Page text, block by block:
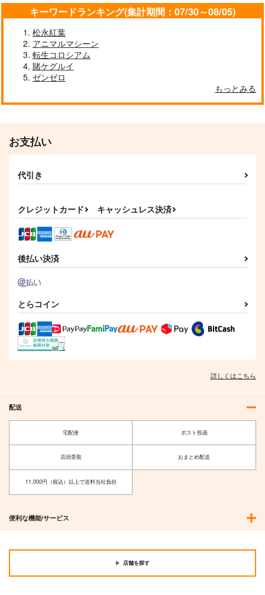
キーワードランキング(集計期間：07/30～08/05)
松永紅葉
アニマルマシーン
転生コロシアム
賭ケグルイ
ゼンゼロ
もっとみる
お支払い
代引き
クレジットカード キャッシュレス決済
後払い決済
とらコイン
詳しくはこちら
配送
宅配便 ポスト投函
店頭受取 おまとめ配送
11,000円（税込）以上で送料当社負担
便利な機能/サービス
店舗を探す